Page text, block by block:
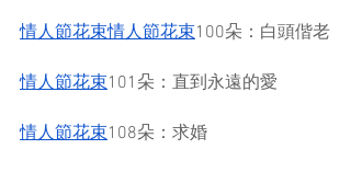
情人節花束情人節花束100朵：白頭偕老
情人節花束101朵：直到永遠的愛
情人節花束108朵：求婚